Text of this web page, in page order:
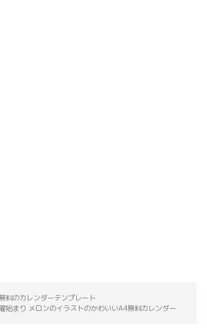
料のカレンダーテンプレート
始まり メロンのイラストのかわいいA4無料カレンダー